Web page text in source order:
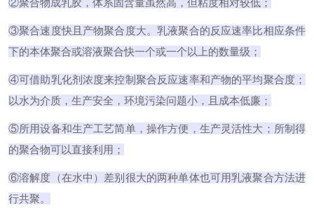
②聚合物成乳胶，体系固含量虽然高，但粘度相对较低；
③聚合速度快且产物聚合度大。乳液聚合的反应速率比相应条件
下的本体聚合或溶液聚合快一个或一个以上的数量级；
④可借助乳化剂浓度来控制聚合反应速率和产物的平均聚合度；
以水为介质，生产安全，环境污染问题小，且成本低廉；
⑤所用设备和生产工艺简单，操作方便，生产灵活性大；所制得
的聚合物可以直接利用；
⑥溶解度（在水中）差别很大的两种单体也可用乳液聚合方法进
行共聚。